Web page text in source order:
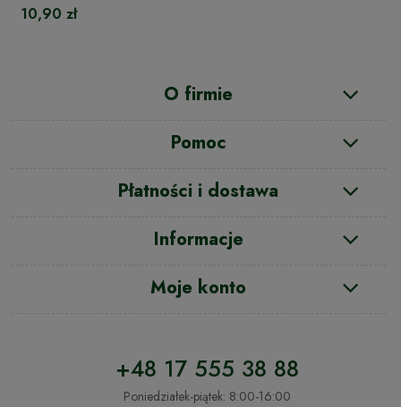
10,90 zł
O firmie
Pomoc
Płatności i dostawa
Informacje
Moje konto
+48 17 555 38 88
Poniedziałek-piątek: 8:00-16:00